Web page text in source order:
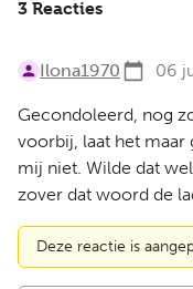
3 Reacties
Ilona1970 06
Gecondoleerd, nog
voorbij, laat het maar
mij niet. Wilde dat
zover dat woord de
Deze reactie is